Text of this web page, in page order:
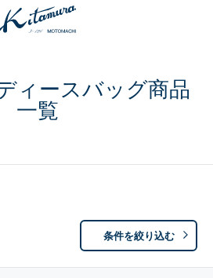
ィースバッグ商品
一覧
条件を絞り込む